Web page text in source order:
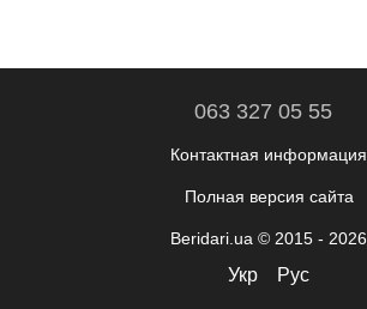
063 327 05 55
Контактная информация
Полная версия сайта
Beridari.ua © 2015 - 2026
Укр Рус